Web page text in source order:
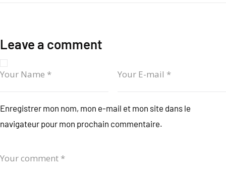
Leave a comment
Enregistrer mon nom, mon e-mail et mon site dans le
navigateur pour mon prochain commentaire.